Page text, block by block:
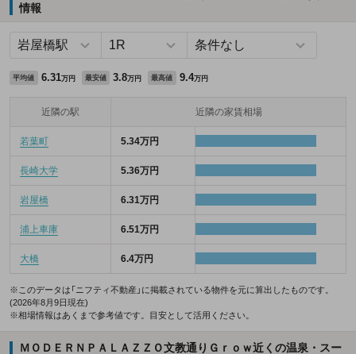
情報
平均値 6.31万円 最安値 3.8万円 最高値 9.4万円
近隣の駅 近隣の家賃相場
若葉町 5.34万円
長崎大学 5.36万円
岩屋橋 6.31万円
浦上車庫 6.51万円
大橋 6.4万円
※このデータは「ニフティ不動産」に掲載されている物件を元に算出したものです。
(2026年8月9日現在)
※相場情報はあくまで参考値です。目安として活用ください。
ＭＯＤＥＲＮＰＡＬＡＺＺＯ文教通りＧｒｏｗ近くの温泉・スー